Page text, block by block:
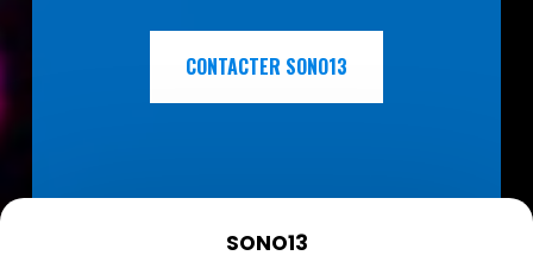
CONTACTER SONO13
SONO13